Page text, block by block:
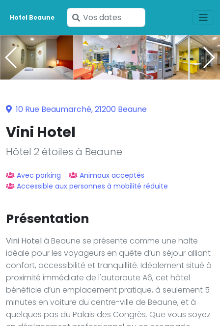
Hotel Beaune
Saisissez
vos
dates
10 Rue Beaumarché, 21200 Beaune
Vini Hotel
Hôtel 2 étoiles à Beaune
Avec parking
Animaux acceptés
Accessible aux personnes à mobilité réduite
Présentation
Vini Hotel à Beaune se présente comme une halte
idéale pour les voyageurs en quête d’un séjour alliant
confort, accessibilité et tranquillité. Idéalement situé à
proximité immédiate de l'autoroute A6, cet hôtel
bénéficie d’un emplacement pratique, à seulement 5
minutes en voiture du centre-ville de Beaune, et à
quelques pas du Palais des Congrès. Que vous soyez